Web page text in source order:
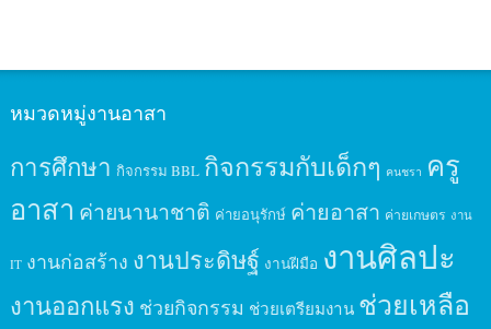
หมวดหมู่งานอาสา
การศึกษา กิจกรรม BBL กิจกรรมกับเด็กๆ คนชรา ครู
อาสา ค่ายนานาชาติ ค่ายอนุรักษ์ ค่ายอาสา ค่ายเกษตร งาน
IT งานก่อสร้าง งานประดิษฐ์ งานฝีมือ งานศิลปะ
งานออกแรง ช่วยกิจกรรม ช่วยเตรียมงาน ช่วยเหลือ